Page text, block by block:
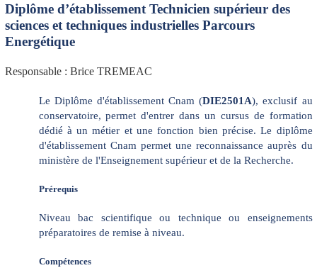
Diplôme d’établissement Technicien supérieur des
sciences et techniques industrielles Parcours
Energétique
Responsable : Brice TREMEAC
Le Diplôme d'établissement Cnam (DIE2501A), exclusif au
conservatoire, permet d'entrer dans un cursus de formation
dédié à un métier et une fonction bien précise. Le diplôme
d'établissement Cnam permet une reconnaissance auprès du
ministère de l'Enseignement supérieur et de la Recherche.
Prérequis
Niveau bac scientifique ou technique ou enseignements
préparatoires de remise à niveau.
Compétences